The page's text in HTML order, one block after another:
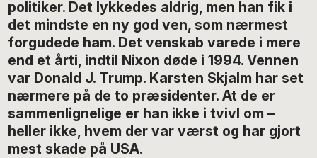
politiker. Det lykkedes aldrig, men han fik i
det mindste en ny god ven, som nærmest
forgudede ham. Det venskab varede i mere
end et årti, indtil Nixon døde i 1994. Vennen
var Donald J. Trump. Karsten Skjalm har set
nærmere på de to præsidenter. At de er
sammenlignelige er han ikke i tvivl om –
heller ikke, hvem der var værst og har gjort
mest skade på USA.